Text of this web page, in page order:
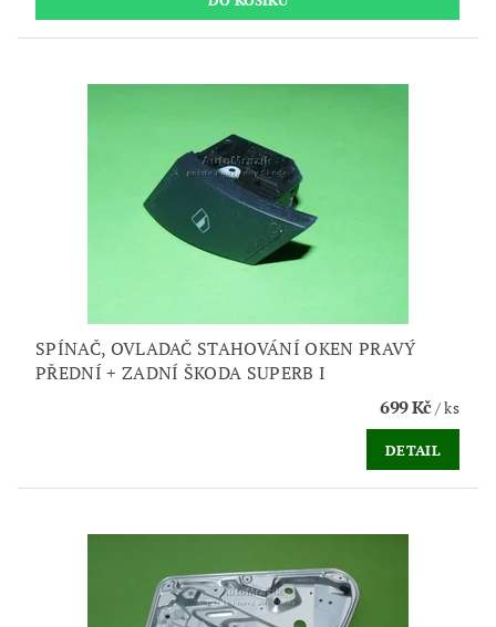
SPÍNAČ, OVLADAČ STAHOVÁNÍ OKEN PRAVÝ
PŘEDNÍ + ZADNÍ ŠKODA SUPERB I
699 Kč/ ks
DETAIL